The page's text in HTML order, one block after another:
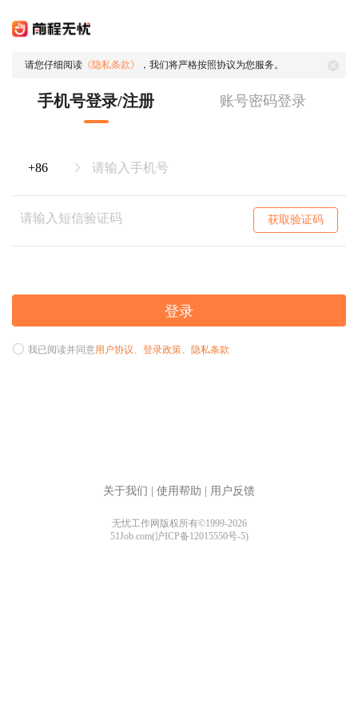
请您仔细阅读 《隐私条款》 ，我们将严格按照协议为您服务。
手机号登录/注册 账号密码登录
获取验证码
登录
我已阅读并同意用户协议、 登录政策、 隐私条款
关于我们 使用帮助 用户反馈
无忧工作网版权所有©1999-2026
51Job.com(沪ICP备12015550号-5)